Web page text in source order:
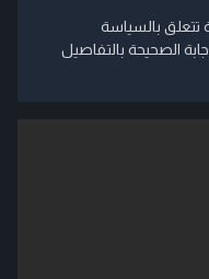
تتعلق بالسياسة
الصحيحة بالتفاصيل